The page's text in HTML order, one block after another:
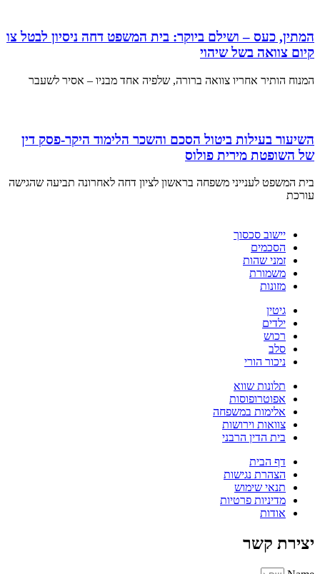
המתין, כעס – ושילם ביוקר: בית המשפט דחה ניסיון לבטל צו
קיום צוואה בשל שיהוי
המנוח הותיר אחריו צוואה ברורה, שלפיה אחד מבניו – אסיר לשעבר
השיעור בעילות ביטול הסכם והשכר הלימוד היקר-פסק דין
של השופטת מירית פולוס
בית המשפט לענייני משפחה בראשון לציון דחה לאחרונה תביעה שהגישה
עורכת
יישוב סכסוך
הסכמים
זמני שהות
משמורת
מזונות
גיטין
ילדים
רכוש
סלב
ניכור הורי
תלונות שווא
אפוטרופוסות
אלימות במשפחה
צוואות וירושות
בית הדין הרבני
דף הבית
הצהרת נגישות
תנאי שימוש
מדיניות פרטיות
אודות
יצירת קשר